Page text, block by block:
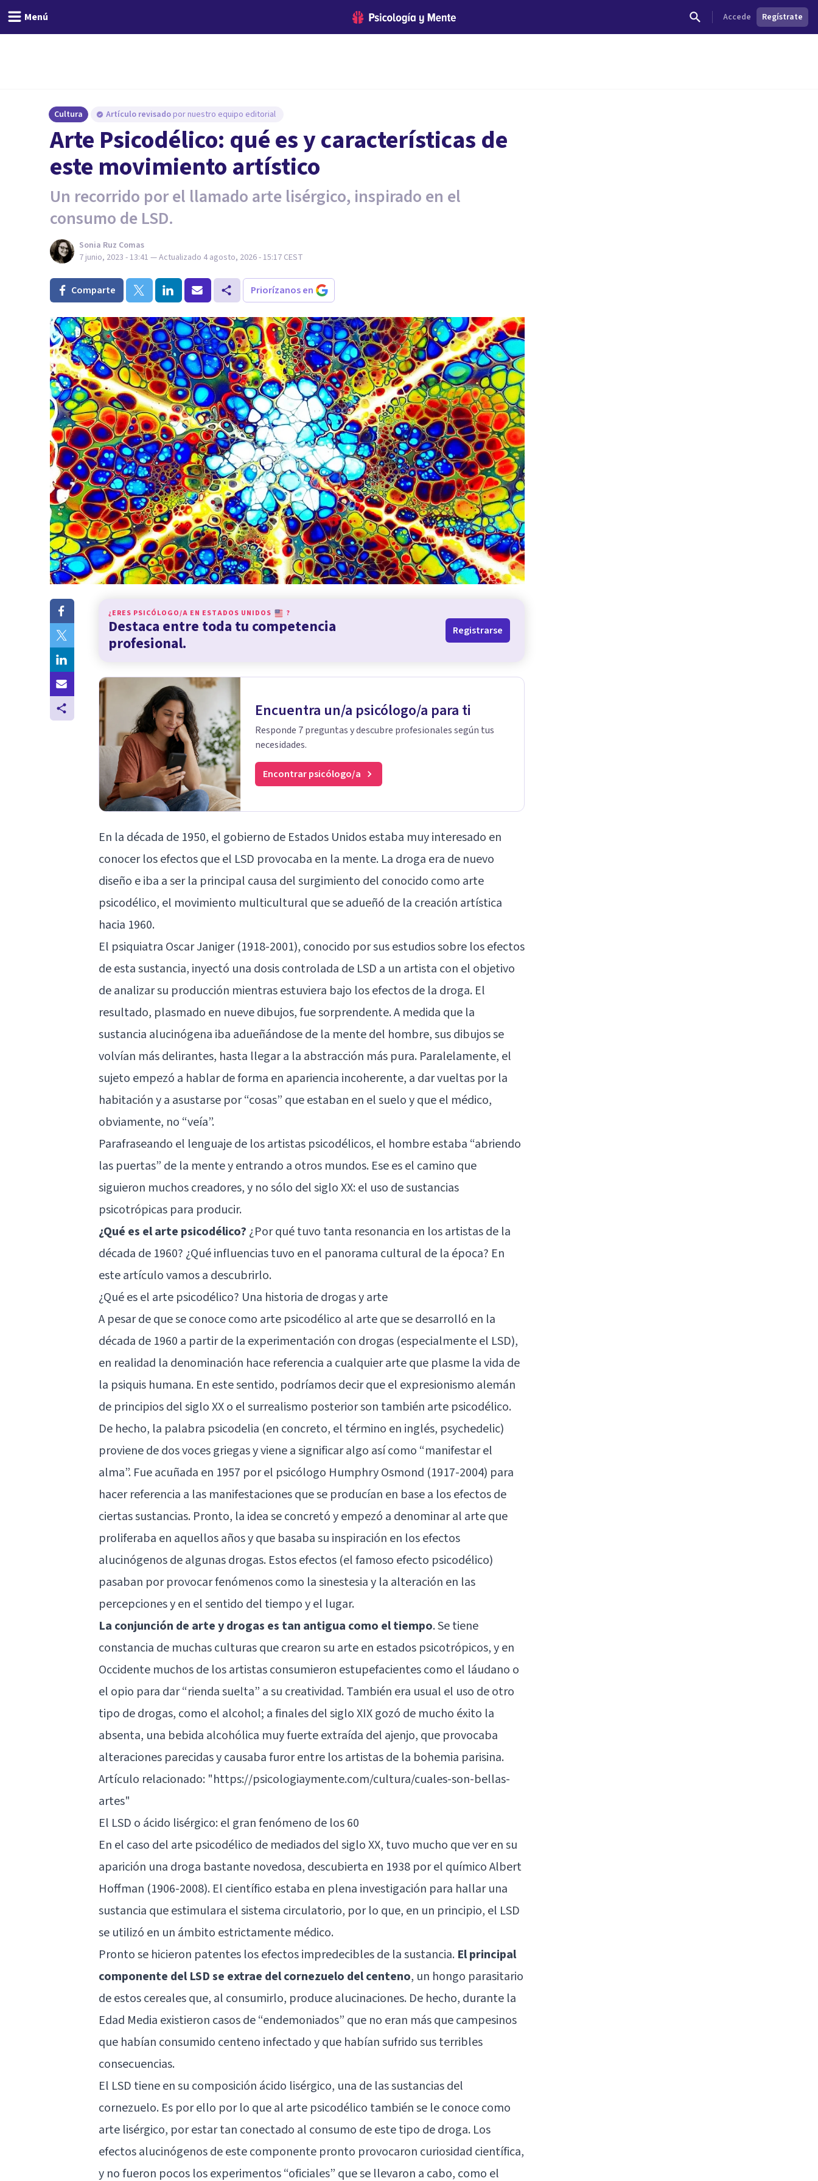
Menú Accede Regístrate
Cultura Artículo revisado por nuestro equipo editorial
Arte Psicodélico: qué es y características de
este movimiento artístico
Un recorrido por el llamado arte lisérgico, inspirado en el
consumo de LSD.
Sonia Ruz Comas
7 junio, 2023 - 13:41 — Actualizado 4 agosto, 2026 - 15:17 CEST
Comparte Priorízanos en
¿ERES PSICÓLOGO/A EN ESTADOS UNIDOS ?
Destaca entre toda tu competencia
profesional.
Registrarse
Encuentra un/a psicólogo/a para ti
Responde 7 preguntas y descubre profesionales según tus
necesidades.
Encontrar psicólogo/a
En la década de 1950, el gobierno de Estados Unidos estaba muy interesado en
conocer los efectos que el LSD provocaba en la mente. La droga era de nuevo
diseño e iba a ser la principal causa del surgimiento del conocido como arte
psicodélico, el movimiento multicultural que se adueñó de la creación artística
hacia 1960.
El psiquiatra Oscar Janiger (1918-2001), conocido por sus estudios sobre los efectos
de esta sustancia, inyectó una dosis controlada de LSD a un artista con el objetivo
de analizar su producción mientras estuviera bajo los efectos de la droga. El
resultado, plasmado en nueve dibujos, fue sorprendente. A medida que la
sustancia alucinógena iba adueñándose de la mente del hombre, sus dibujos se
volvían más delirantes, hasta llegar a la abstracción más pura. Paralelamente, el
sujeto empezó a hablar de forma en apariencia incoherente, a dar vueltas por la
habitación y a asustarse por “cosas” que estaban en el suelo y que el médico,
obviamente, no “veía”.
Parafraseando el lenguaje de los artistas psicodélicos, el hombre estaba “abriendo
las puertas” de la mente y entrando a otros mundos. Ese es el camino que
siguieron muchos creadores, y no sólo del siglo XX: el uso de sustancias
psicotrópicas para producir.
¿Qué es el arte psicodélico? ¿Por qué tuvo tanta resonancia en los artistas de la
década de 1960? ¿Qué influencias tuvo en el panorama cultural de la época? En
este artículo vamos a descubrirlo.
¿Qué es el arte psicodélico? Una historia de drogas y arte
A pesar de que se conoce como arte psicodélico al arte que se desarrolló en la
década de 1960 a partir de la experimentación con drogas (especialmente el LSD),
en realidad la denominación hace referencia a cualquier arte que plasme la vida de
la psiquis humana. En este sentido, podríamos decir que el expresionismo alemán
de principios del siglo XX o el surrealismo posterior son también arte psicodélico.
De hecho, la palabra psicodelia (en concreto, el término en inglés, psychedelic)
proviene de dos voces griegas y viene a significar algo así como “manifestar el
alma”. Fue acuñada en 1957 por el psicólogo Humphry Osmond (1917-2004) para
hacer referencia a las manifestaciones que se producían en base a los efectos de
ciertas sustancias. Pronto, la idea se concretó y empezó a denominar al arte que
proliferaba en aquellos años y que basaba su inspiración en los efectos
alucinógenos de algunas drogas. Estos efectos (el famoso efecto psicodélico)
pasaban por provocar fenómenos como la sinestesia y la alteración en las
percepciones y en el sentido del tiempo y el lugar.
La conjunción de arte y drogas es tan antigua como el tiempo. Se tiene
constancia de muchas culturas que crearon su arte en estados psicotrópicos, y en
Occidente muchos de los artistas consumieron estupefacientes como el láudano o
el opio para dar “rienda suelta” a su creatividad. También era usual el uso de otro
tipo de drogas, como el alcohol; a finales del siglo XIX gozó de mucho éxito la
absenta, una bebida alcohólica muy fuerte extraída del ajenjo, que provocaba
alteraciones parecidas y causaba furor entre los artistas de la bohemia parisina.
Artículo relacionado: "https://psicologiaymente.com/cultura/cuales-son-bellas-
artes"
El LSD o ácido lisérgico: el gran fenómeno de los 60
En el caso del arte psicodélico de mediados del siglo XX, tuvo mucho que ver en su
aparición una droga bastante novedosa, descubierta en 1938 por el químico Albert
Hoffman (1906-2008). El científico estaba en plena investigación para hallar una
sustancia que estimulara el sistema circulatorio, por lo que, en un principio, el LSD
se utilizó en un ámbito estrictamente médico.
Pronto se hicieron patentes los efectos impredecibles de la sustancia. El principal
componente del LSD se extrae del cornezuelo del centeno, un hongo parasitario
de estos cereales que, al consumirlo, producealucinaciones. De hecho, durante la
Edad Media existieron casos de “endemoniados” que no eran más que campesinos
que habían consumido centeno infectado y que habían sufrido sus terribles
consecuencias.
El LSD tiene en su composición ácido lisérgico, una de las sustancias del
cornezuelo. Es por ello por lo que al arte psicodélico también se le conoce como
arte lisérgico, por estar tan conectado al consumo de este tipo de droga. Los
efectos alucinógenos de este componente pronto provocaron curiosidad científica,
y no fueron pocos los experimentos “oficiales” que se llevaron a cabo, como el